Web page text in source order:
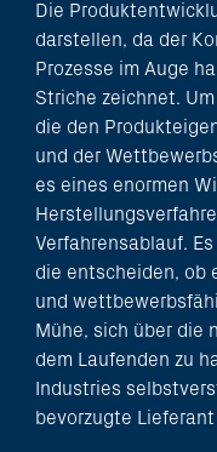
Die
darstellen, da der
Prozesse im Auge
Striche zeichnet.
die den
und der
es eines enormen
Verfahrensablauf.
die entscheiden, ob
und
Mühe, sich über die
dem Laufenden zu
Industries
bevorzugte